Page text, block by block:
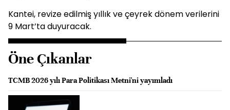
Kantei, revize edilmiş yıllık ve çeyrek dönem verilerini
9 Mart’ta duyuracak.
Öne Çıkanlar
TCMB 2026 yılı Para Politikası Metni'ni yayımladı